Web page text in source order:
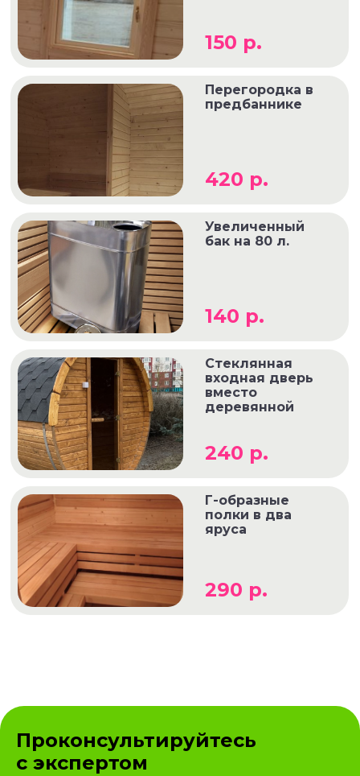
Увеличенный
бак на 80 л.
140 р.
Стеклянная
входная дверь
вместо
деревянной
240 р.
Г-образные
полки в два
яруса
420 р.
Перегородка в
предбаннике
150 р.
290 р.
Проконсультируйтесь
с экспертом